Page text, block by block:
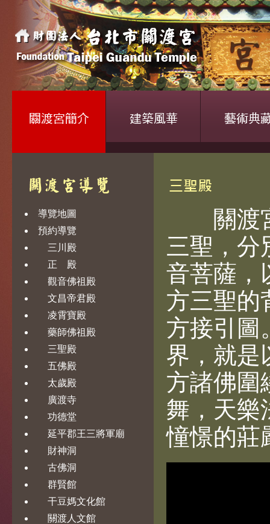
導覽地圖
預約導覽
三川殿
正 殿
觀音佛祖殿
文昌帝君殿
凌霄寶殿
藥師佛祖殿
三聖殿
五佛殿
太歲殿
廣渡寺
功德堂
延平郡王三將軍廟
財神洞
古佛洞
群賢館
干豆媽文化館
關渡人文館
關渡宮
三聖，分
音菩薩，
方三聖的
方接引圖
界，就是
方諸佛圍
舞，天樂
憧憬的莊